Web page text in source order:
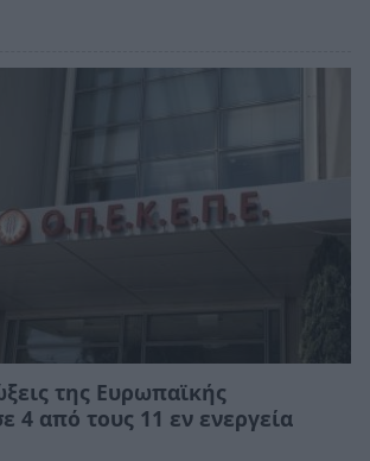
της Ευρωπαϊκής
4 από τους 11 εν ενεργεία